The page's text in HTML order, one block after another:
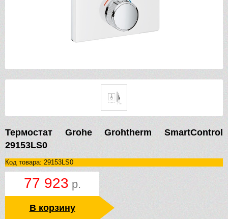
Термостат Grohe Grohtherm SmartControl
29153LS0
Код товара: 29153LS0
77 923 р.
В корзину